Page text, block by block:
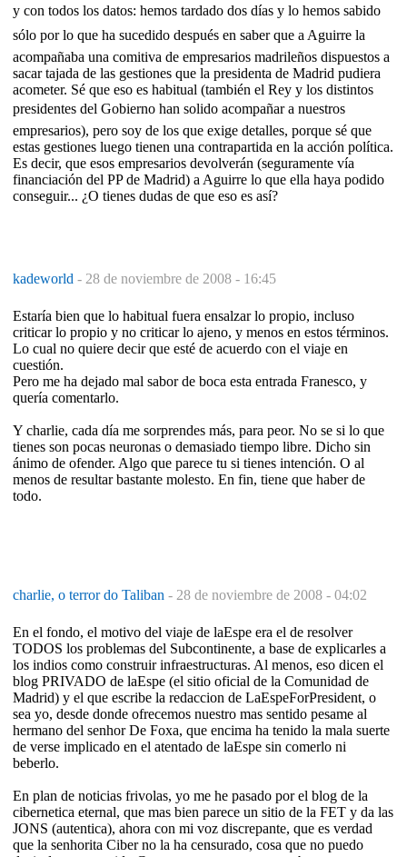
y con todos los datos: hemos tardado dos días y lo hemos sabido
sólo por lo que ha sucedido después en saber que a Aguirre la
acompañaba una comitiva de empresarios madrileños dispuestos a
sacar tajada de las gestiones que la presidenta de Madrid pudiera
acometer. Sé que eso es habitual (también el Rey y los distintos
presidentes del Gobierno han solido acompañar a nuestros
empresarios), pero soy de los que exige detalles, porque sé que
estas gestiones luego tienen una contrapartida en la acción política.
Es decir, que esos empresarios devolverán (seguramente vía
financiación del PP de Madrid) a Aguirre lo que ella haya podido
conseguir... ¿O tienes dudas de que eso es así?
kadeworld - 28 de noviembre de 2008 - 16:45
Estaría bien que lo habitual fuera ensalzar lo propio, incluso
criticar lo propio y no criticar lo ajeno, y menos en estos términos.
Lo cual no quiere decir que esté de acuerdo con el viaje en
cuestión.
Pero me ha dejado mal sabor de boca esta entrada Franesco, y
quería comentarlo.
Y charlie, cada día me sorprendes más, para peor. No se si lo que
tienes son pocas neuronas o demasiado tiempo libre. Dicho sin
ánimo de ofender. Algo que parece tu si tienes intención. O al
menos de resultar bastante molesto. En fin, tiene que haber de
todo.
charlie, o terror do Taliban - 28 de noviembre de 2008 - 04:02
En el fondo, el motivo del viaje de laEspe era el de resolver
TODOS los problemas del Subcontinente, a base de explicarles a
los indios como construir infraestructuras. Al menos, eso dicen el
blog PRIVADO de laEspe (el sitio oficial de la Comunidad de
Madrid) y el que escribe la redaccion de LaEspeForPresident, o
sea yo, desde donde ofrecemos nuestro mas sentido pesame al
hermano del senhor De Foxa, que encima ha tenido la mala suerte
de verse implicado en el atentado de laEspe sin comerlo ni
beberlo.
En plan de noticias frivolas, yo me he pasado por el blog de la
cibernetica eternal, que mas bien parece un sitio de la FET y da las
JONS (autentica), ahora con mi voz discrepante, que es verdad
que la senhorita Ciber no la ha censurado, cosa que no puedo